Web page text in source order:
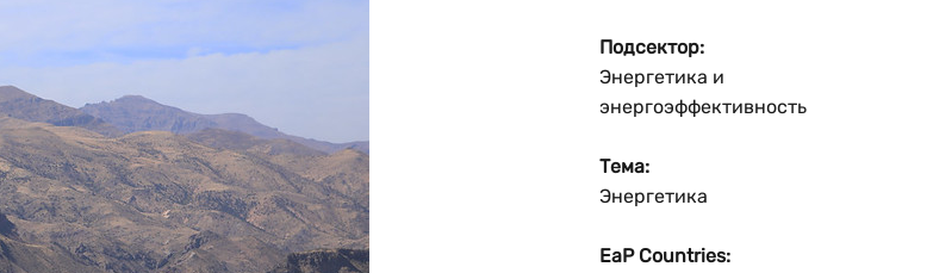
Увеличить масштаб
Уменьшить масштаб
Подсектор:
Энергетика и
энергоэффективность
Тема:
Энергетика
EaP Countries: